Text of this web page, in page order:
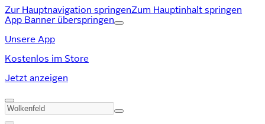
Zur Hauptnavigation springenZum Hauptinhalt springen
App Banner überspringen
Unsere App
Kostenlos im Store
Jetzt anzeigen